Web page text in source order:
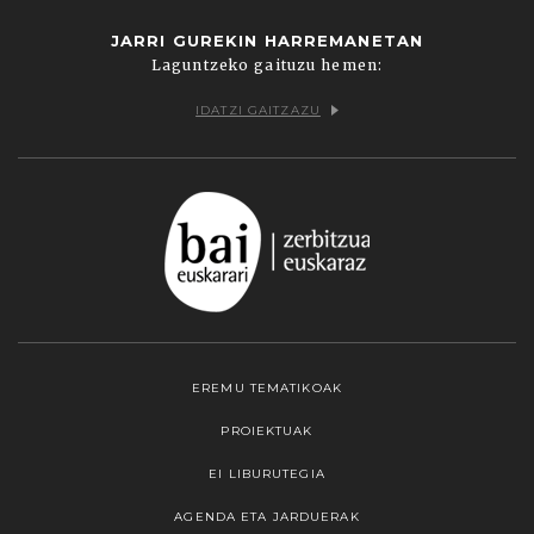
JARRI GUREKIN HARREMANETAN
Laguntzeko gaituzu hemen:
IDATZI GAITZAZU
EREMU TEMATIKOAK
PROIEKTUAK
EI LIBURUTEGIA
AGENDA ETA JARDUERAK